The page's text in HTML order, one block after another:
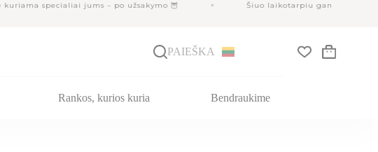
specialiai jums – po užsakymo 🦉 Šiuo laikotarpiu gamyba gali
PAIEŠKA Krepšelis
Rankos, kurios kuria Bendraukime